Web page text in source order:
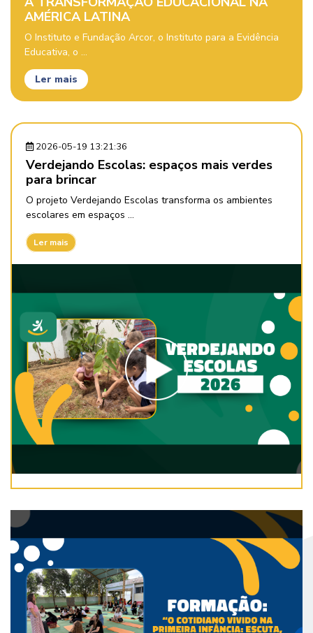
AMÉRICA LATINA
O Instituto e Fundação Arcor, o Instituto para a Evidência
Educativa, o ...
Ler mais
2026-05-19 13:21:36
Verdejando Escolas: espaços mais verdes
para brincar
O projeto Verdejando Escolas transforma os ambientes
escolares em espaços ...
Ler mais